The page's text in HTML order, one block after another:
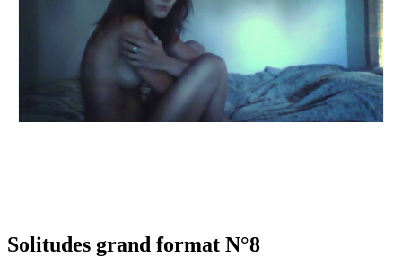
Solitudes grand format N°8